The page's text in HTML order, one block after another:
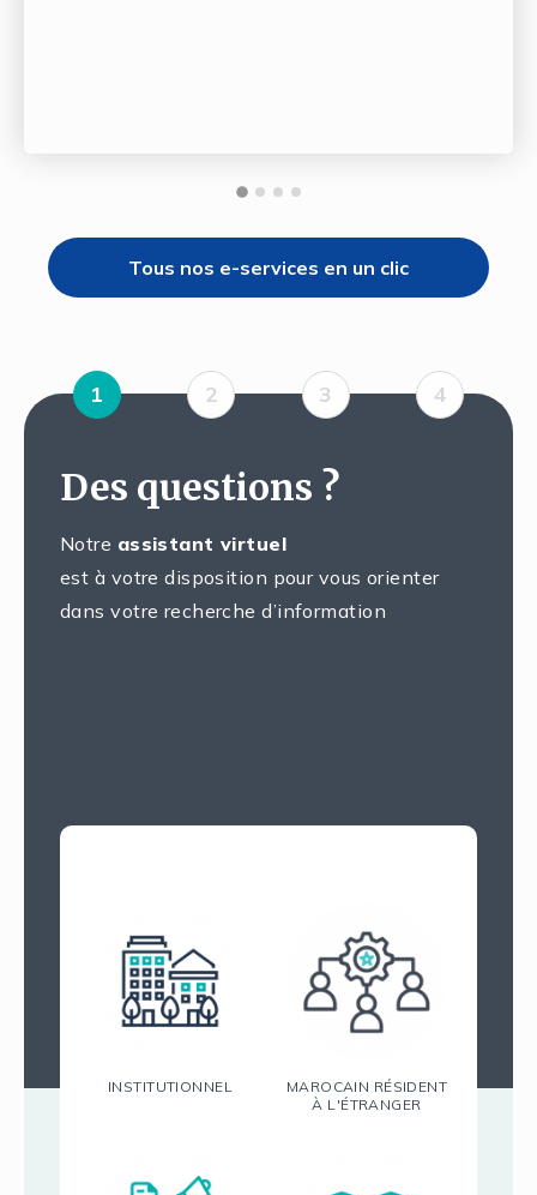
Tous nos e-services en un clic
1 2 3 4
Des questions ?
Notre assistant virtuel
est à votre disposition pour vous orienter
dans votre recherche d’information
INSTITUTIONNEL
MAROCAIN RÉSIDENT
À L'ÉTRANGER